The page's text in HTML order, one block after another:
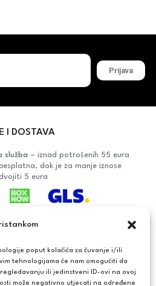
poput kolačića za čuvanje i/ili
tehnologijama će nam omogućiti da
ili jedinstveni ID-ovi na ovoj
može negativno utjecati na određene
Prijava
I DOSTAVA
služba – iznad potrošenih 55 eura
dok je za manje iznose
5 eura
plaćanje prilikom